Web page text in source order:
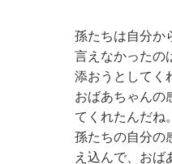
孫たちは自分か
言えなかったの
添おうとしてく
おばあちゃんの
てくれたんだね。
孫たちの自分の
え込んで、おば